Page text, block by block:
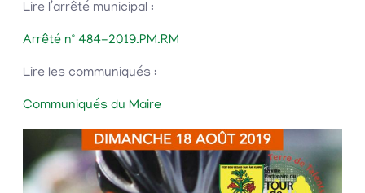
Lire l’arrêté municipal :
Arrêté n° 484-2019.PM.RM
Lire les communiqués :
Communiqués du Maire